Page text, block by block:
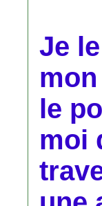
Je
le
moi